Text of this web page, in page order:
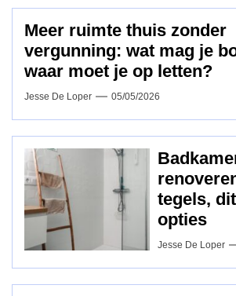
Meer ruimte thuis zonder
vergunning: wat mag je
waar moet je op letten?
Jesse De Loper 05/05/2026
tegels,
opties
Jesse De Loper